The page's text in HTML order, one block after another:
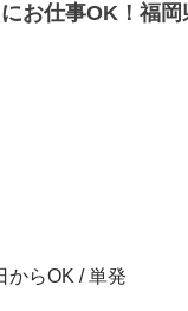
お仕事OK！福
からOK / 単発